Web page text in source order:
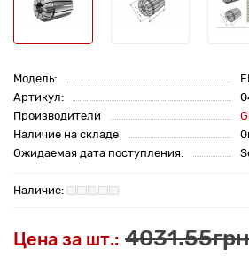
Модель:
Артикул:
Производители
Наличие на складе
Ожидаемая дата поступления:
Цена за шт.: 4031.55грн